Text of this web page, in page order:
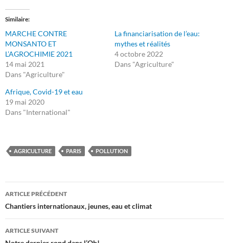
Similaire
MARCHE CONTRE
MONSANTO ET
L’AGROCHIMIE 2021
14 mai 2021
Dans "Agriculture"
La financiarisation de l’eau:
mythes et réalités
4 octobre 2022
Dans "Agriculture"
Afrique, Covid-19 et eau
19 mai 2020
Dans "International"
AGRICULTURE PARIS POLLUTION
Navigation
des
articles
ARTICLE PRÉCÉDENT
Chantiers internationaux, jeunes, eau et climat
ARTICLE SUIVANT